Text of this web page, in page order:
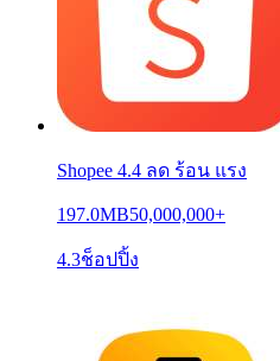
Shopee 4.4 ลด ร้อน แรง
197.0MB50,000,000+
4.3ช็อปปิ้ง